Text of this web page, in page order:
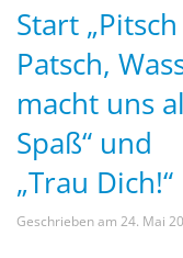
Start „Pitsch
Patsch,
macht uns
Spaß“ und
„Trau Dich!“
Geschrieben am 24. Mai